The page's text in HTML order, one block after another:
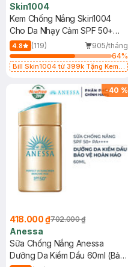
Skin1004
Kem Chống Nắng Skin1004
Cho Da Nhạy Cảm SPF 50+
50ml
4.8 (119)
905/tháng
64%
Bill Skin1004 từ 399k Tặng Kem
SPF 50+ 20ml (SL Có Hạn)
-40 %
418.000 ₫702.000 ₫
Anessa
Sữa Chống Nắng Anessa
Dưỡng Da Kiềm Dầu 60ml (Bản